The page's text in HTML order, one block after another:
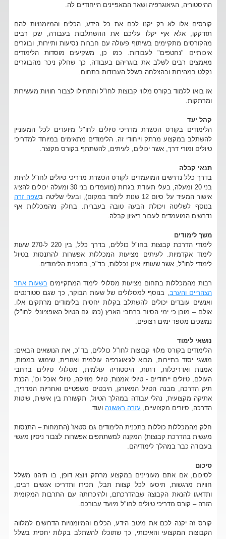
ההיסטוריה, הגיאוגרפיה ושאר המאפיינים הייחודיים לה.
קורסים אלו לא רק יקנו לכם את כל הידע, הכלים והמיומנויות להם
תזדקקו, אלא אף יקלו עליכם את ההשתלבות בעבודה, שכן רבים
מהקורסים מתקיימים בשיתוף פעולה עם חברות נסיעות ותיירות, ובוגרים
איכותיים "נחטפים" לעבודות. כמו כן, משקיעים מוסדות הלימודים
מאמצים רבים לשלב את בוגריהם בעבודה, כך שחלק ניכר מהבוגרים
נקלט במהירות ובהצלחה בשלל העבודות בתחום.
אז בואו ללמוד בקורס מלווי קבוצות לחו"ל ותתחילו לצבור חוויות מעשירות
ומרתקות.
קהל יעד
הלימודים בקורס הכשרת מדריכי טיולים לחו"ל מיועדים לכל המעוניין
להשתלב במקצוע מרתק וייחודי זה. הלימודים מתאימים במיוחד למדריכי
טיולים ומורי דרך, אשר יכולים, לעיתים, להשתתף בקורס מקוצר.
תנאי קבלה
בדרך כלל נדרשים המועמדים לקורס הכשרת מדריכי טיולים לחו"ל להיות
בני 20 ומעלה, בעלי תעודת בגרות (מועמדים בני 30 ומעלה יכולים להציג
אישור המעיד על סיום 12 שנות לימוד במקום), ובעלי שליטה ב
שפה זרה
בנוסף לשליטה ויכולת הבעה טובה בעברית. בחלק מהמכללות אף
נדרשים המועמדים לעבור ריאיון קבלה.
משך לימודים
לימודי הדרכת קבוצות בחו"ל כוללים, בדרך כלל, בין 220 ל-270 שעות
לימוד אקדמיות. לעיתים מציעות המכללות אפשרות להתנסות בטיול
לימודי לחו"ל, אשר שעותיו אינן נכללות, בד"כ, בתכנית הלימודים.
רבות מהמכללות בתחום מציעות מסלולי לימוד המתקיימים בשעות אחר
הצהריים והערב , בנוסף למסלולים של שעות הבוקר, כך שגם סטודנטים
ואנשים עובדים יכולים להשתלב בקלות יחסית בלימודים מרתקים אלו.
אולם – מובן כי ימי הסיור ברחבי הארץ (כמו גם הטיול האופציונלי לחו"ל)
נמשכים מספר ימים רצופים.
נושאי לימוד
הלימודים בקורס מלווי קבוצות לחו"ל כוללים, בד"כ, את הנושאים הבאים:
מושגי יסוד בתיירות, מבוא לגיאוגרפיה עולמית ואזורית, שימוש במפות,
אמנות ואדריכלות, דתות, היסטוריה עולמית, מסלולי טיולים ברחבי
העולם, טיולים ייחודיים - טיולי אמנות, טיולי מוזיקה, טיולי אוכל וכו', הכנת
תיק הדרכה, מבנה הטיול המאורגן, היבטים משפטיים ואחריות המדריך,
אתיקה מקצועית, נהלי עבודה במהלך הטיול, תקשורת בין אישית, שיטות
הדרכה, סיורים מקצועיים, עזרה ראשונה ועוד.
חלק מהמכללות כוללות בתכנית הלימודים גם סטאז' (התמחות – התנסות
מעשית בהדרכת קבוצות) המקנה למשתתפים אפשרות לצבור ניסיון מעשי
בעבודה כבר במהלך לימודיהם.
סיכום
לסיכום, אם אתם מעוניינים במקצוע מרתק ויוצא דופן, בו תיהנו משלל
חוויות מרגשות, תיסעו לכל קצוות תבל, תכירו ותדריכו אנשים רבים,
ותדאגו להנאת הקבוצה שבהדרכתם, ולהיכרותה עם התרבות המקומית
הזרה – קורס מדריכי טיולים לחו"ל מיועד עבורכם.
קורס זה יקנה לכם את מיטב הידע, הכלים והמיומנויות הדרושים למלווה
הקבוצות המקצועי והאיכותי, כך שתוכלו להשתלב בקלות יחסית בשלל